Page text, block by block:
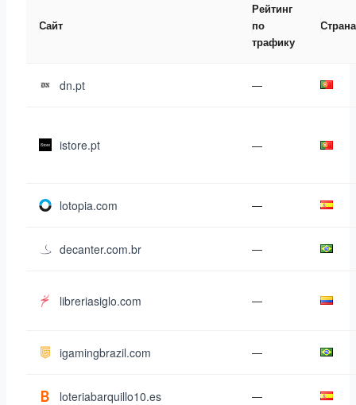
Сайт
Рейтинг
по
трафику
Страна
dn.pt —
istore.pt —
lotopia.com —
decanter.com.br —
libreriasiglo.com —
igamingbrazil.com —
loteriabarquillo10.es —